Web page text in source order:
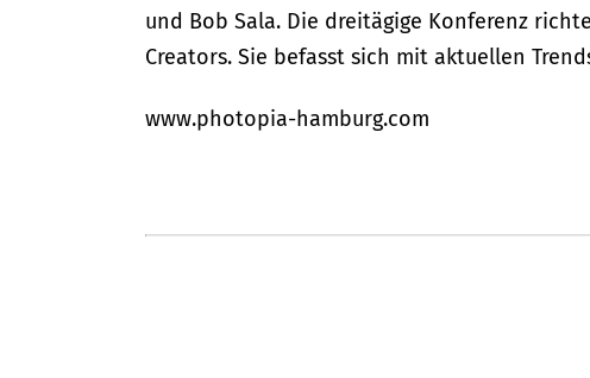
und Bob Sala. Die dreitägige Konferenz
Creators. Sie befasst sich mit aktuellen
www.photopia-hamburg.com